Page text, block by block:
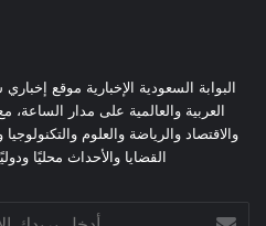
البوابة السعودية الإخبارية موقع
العربية والعالمية على مدار الساعة،
والاقتصاد والرياضة والعلوم
القضايا والأحداث محليًا